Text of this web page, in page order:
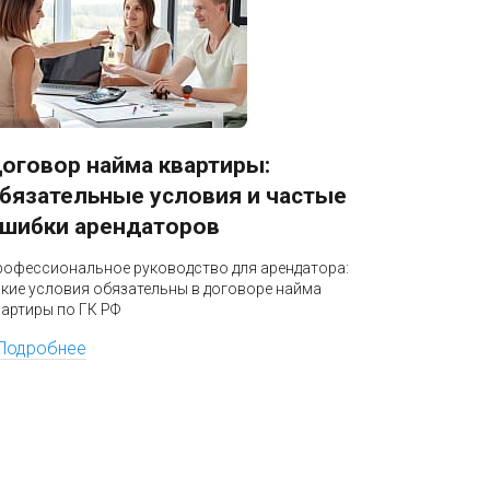
найма квартиры:
условия и частые
арендаторов
руководство для арендатора:
условия обязательны в договоре найма
по ГК РФ